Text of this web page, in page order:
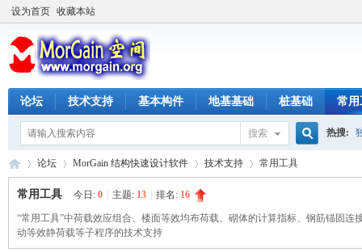
设为首页 收藏本站
论坛 技术支持 基本构件 地基基础 桩基础 常用
搜索
索
热搜:
»
论坛
›
MorGain 结构快速设计软件 技术支持 常用工具
常用工具 今日: 0 主题: 13 排名: 16
“常用工具”中荷载效应组合、楼面等效均布荷载、砌体的计算指标、钢筋锚固
动等效静荷载等子程序的技术支持